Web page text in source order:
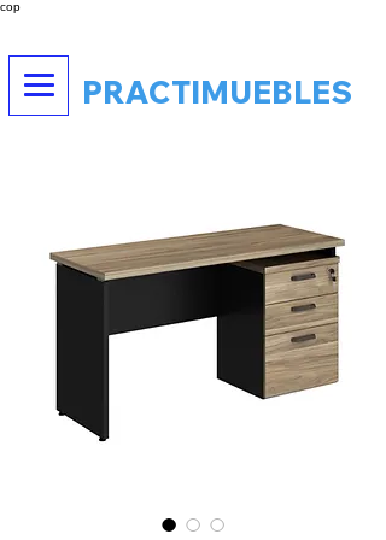
cop
PRACTIMUEBLES